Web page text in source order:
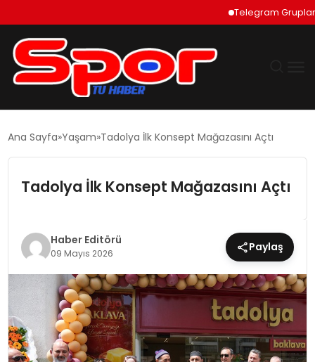
Telegram Grupları
SIYASET
TEKNOLOJI
EĞITIM
MAGAZIN
Ana Sayfa Yaşam Tadolya İlk Konsept Mağazasını Açtı
Tadolya İlk Konsept Mağazasını Açtı
Haber Editörü
09 Mayıs 2026 Paylaş